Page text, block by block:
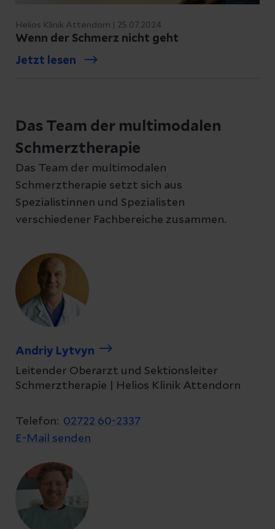
Helios Klinik Attendorn | 25.07.2024
Wenn der Schmerz nicht geht
Jetzt lesen
Das Team der multimodalen
Schmerztherapie
Das Team der multimodalen
Schmerztherapie setzt sich aus
Spezialistinnen und Spezialisten
verschiedener Fachbereiche zusammen.
Andriy Lytvyn
Leitender Oberarzt und Sektionsleiter
Schmerztherapie | Helios Klinik Attendorn
Telefon: 02722 60-2337
E-Mail senden